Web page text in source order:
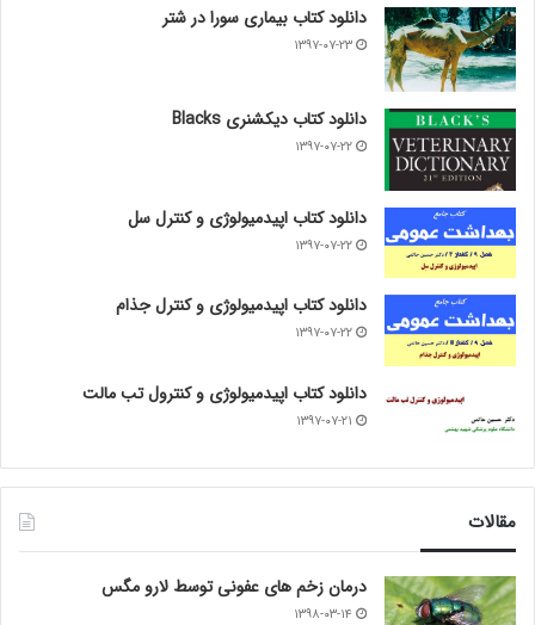
دانلود کتاب بیماری سورا در شتر
۱۳۹۷-۰۷-۲۳
دانلود کتاب دیکشنری Blacks
۱۳۹۷-۰۷-۲۲
دانلود کتاب اپیدمیولوژی و کنترل سل
۱۳۹۷-۰۷-۲۲
دانلود کتاب اپیدمیولوژی و کنترل جذام
۱۳۹۷-۰۷-۲۲
دانلود کتاب اپیدمیولوژی و کنترول تب مالت
۱۳۹۷-۰۷-۲۱
مقالات
درمان زخم های عفونی توسط لارو مگس
۱۳۹۸-۰۳-۱۴